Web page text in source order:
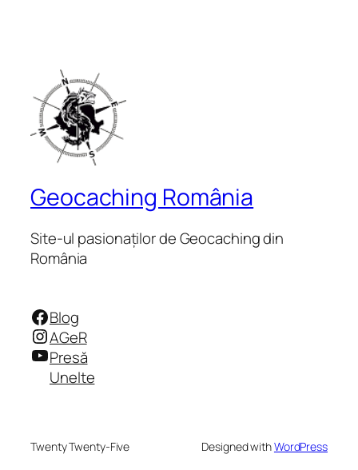
Geocaching România
Site-ul pasionaților de Geocaching din
România
Facebook
Instagram
YouTube
Blog
AGeR
Presă
Unelte
Twenty Twenty-Five Designed withWordPress